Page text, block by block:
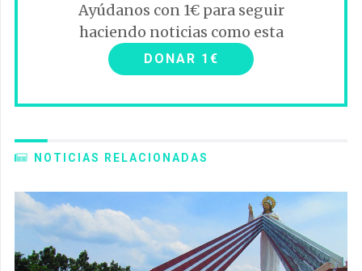
Ayúdanos con 1€ para seguir
haciendo noticias como esta
DONAR 1€
NOTICIAS RELACIONADAS